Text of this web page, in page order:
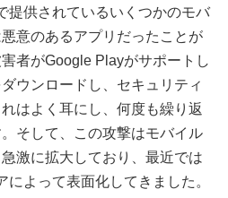
提供されているいくつかのモバ
意のあるアプリだったことが
者がGoogle Playがサポートし
ウンロードし、セキュリティ
はよく耳にし、何度も繰り返
そして、この攻撃はモバイル
激に拡大しており、最近では
よって表面化してきました。